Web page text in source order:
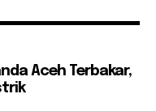
Aceh Terbakar,